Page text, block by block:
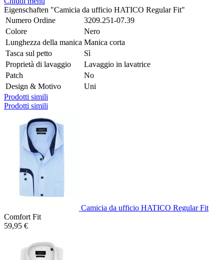
Eigenschaften "Camicia da ufficio HATICO Regular Fit"
Numero Ordine
3209.251-07.39
Colore
Nero
Lunghezza della manica Manica corta
Tasca sul petto
Sì
Proprietà di lavaggio
Lavaggio in lavatrice
Patch
No
Design & Motivo
Uni
Prodotti simili
Prodotti simili
Camicia da ufficio HATICO Regular Fit
Comfort Fit
59,95 €